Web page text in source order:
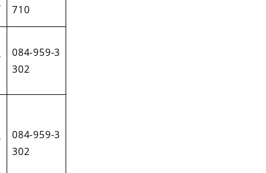
710
084-959-3
302
084-959-3
302